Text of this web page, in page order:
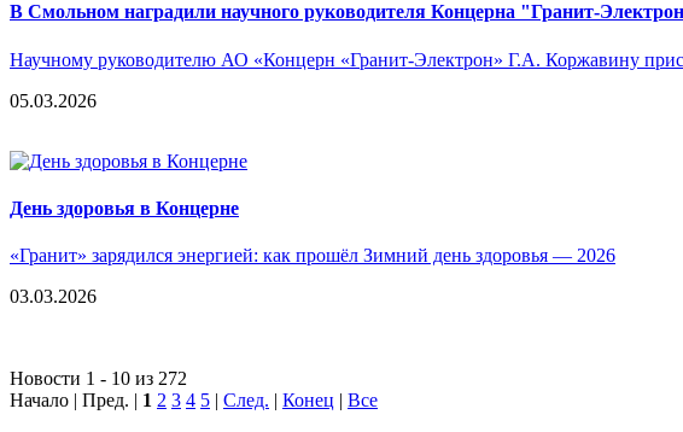
В Смольном наградили научного руководителя Концерна "Гранит-
Научному руководителю АО «Концерн «Гранит-Электрон» Г.А. Коржавину
05.03.2026
День здоровья в Концерне
«Гранит» зарядился энергией: как прошёл Зимний день здоровья — 2026
03.03.2026
Новости 1 - 10 из 272
Начало | Пред. | 1 2 3 4 5 | След. | Конец | Все